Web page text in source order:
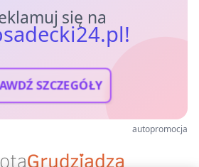
się na
SZCZEGÓŁY
autopromocja